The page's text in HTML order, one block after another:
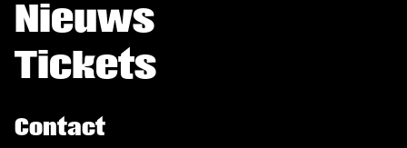
Nieuws
Tickets
Contact